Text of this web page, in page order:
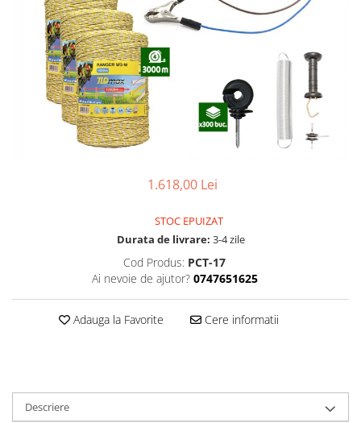
Izolatori pentru poartǎ
Izolatori Speciali
Izolatori pentru sistem T-POST
Pachete Gard electric
Gard electric pentru Animale
Gard Electric pentru Bovine, Oi,
Gard electric pentru Cai, Câini,
Gard Electric pentru Vaci și Oi
Alimentator Gard Electric
Derulator Fir Gard electric
Diferite accesorii Gard Electric
1.618,00 Lei
STOC EPUIZAT
Durata de livrare: 3-4 zile
Cod Produs: PCT-17
Ai nevoie de ajutor? 0747651625
Adauga la Favorite Cere informatii
Descriere